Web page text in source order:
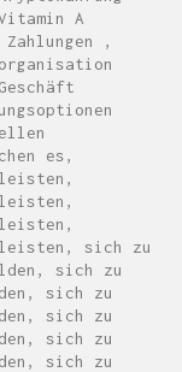
A
,
es,
leisten, sich zu
sich zu
sich zu
sich zu
sich zu
sich zu